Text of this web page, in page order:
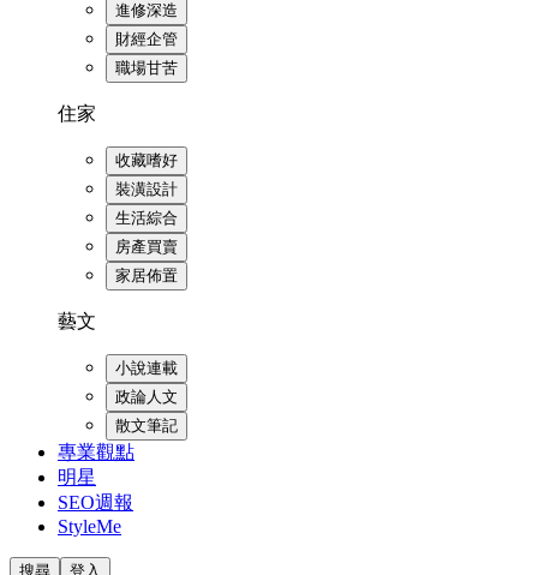
進修深造
財經企管
職場甘苦
住家
收藏嗜好
裝潢設計
生活綜合
房產買賣
家居佈置
藝文
小說連載
政論人文
散文筆記
專業觀點
明星
SEO週報
StyleMe
搜尋 登入